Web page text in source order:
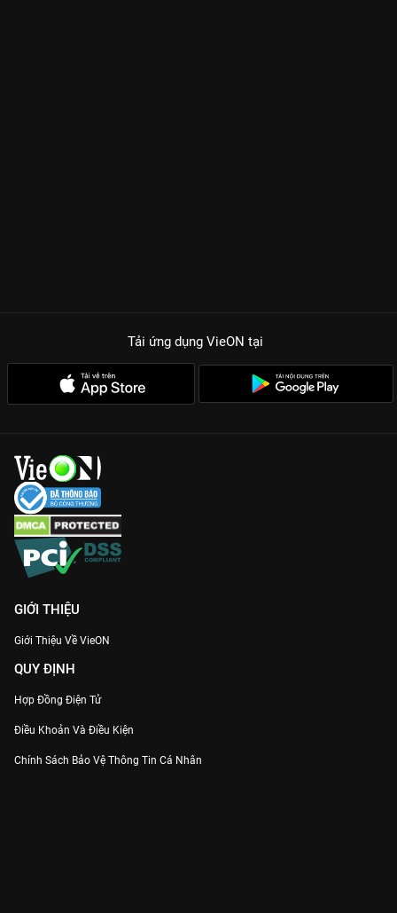
Tải ứng dụng VieON tại
GIỚI THIỆU
Giới Thiệu Về VieON
QUY ĐỊNH
Hợp Đồng Điện Tử
Điều Khoản Và Điều Kiện
Chính Sách Bảo Vệ Thông Tin Cá Nhân